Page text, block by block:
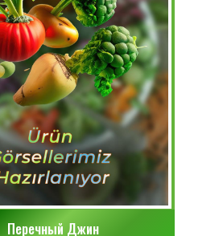
Перечный Джин